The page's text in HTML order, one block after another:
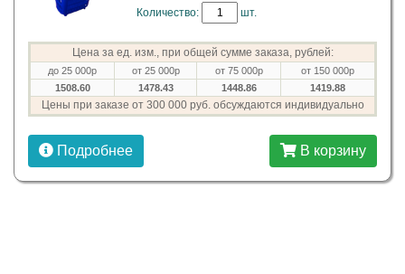
Количество: шт.
Цена за ед. изм., при общей сумме заказа, рублей:
до 25 000р от 25 000р от 75 000р
от 150 000р
1508.60
1478.43 1448.86 1419.88
Цены при заказе от 300 000 руб. обсуждаются индивидуально
Подробнее В корзину